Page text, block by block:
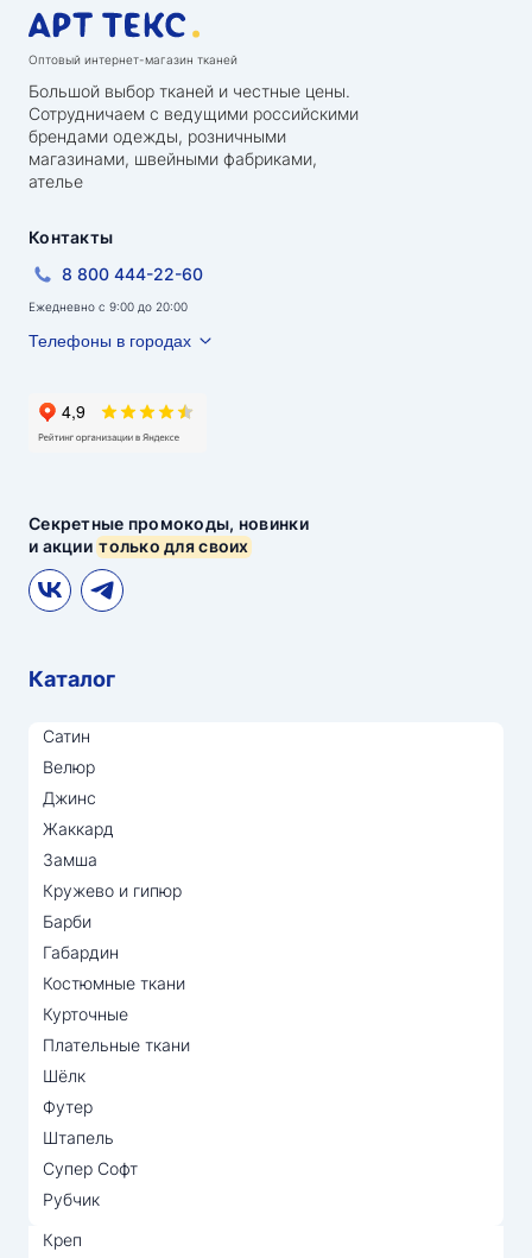
Оптовый интернет-магазин тканей
Большой выбор тканей и честные цены.
Сотрудничаем с ведущими российскими
брендами одежды, розничными
магазинами, швейными фабриками,
ателье
Секретные промокоды, новинки
и акциитолько для своих
Контакты
8 800 444-22-60
Ежедневно с 9:00 до 20:00
Телефоны в городах
Каталог
Сатин
Велюр
Джинс
Жаккард
Замша
Кружево и гипюр
Барби
Габардин
Костюмные ткани
Курточные
Плательные ткани
Шёлк
Футер
Штапель
Супер Софт
Рубчик
Креп